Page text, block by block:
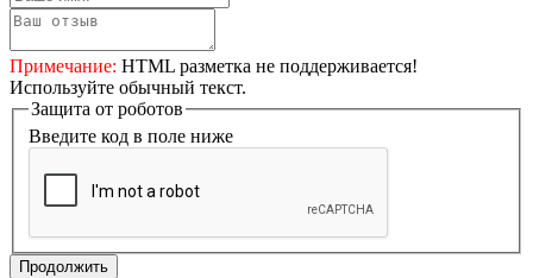
Примечание: HTML разметка не поддерживается!
Используйте обычный текст.
Защита от роботов
Введите код в поле ниже
Продолжить